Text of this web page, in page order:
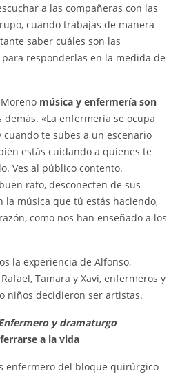
a las compañeras con las
cuando trabajas de manera
saber cuáles son las
responderlas en la medida de
música y enfermería son
demás. «La enfermería se ocupa
te subes a un escenario
estás cuidando a quienes te
Ves al público contento.
rato, desconecten de sus
la música que tú estás haciendo,
como nos han enseñado a los
la experiencia de Alfonso,
Tamara y Xavi, enfermeros y
niños decidieron ser artistas.
y dramaturgo
a la vida
enfermero del bloque quirúrgico